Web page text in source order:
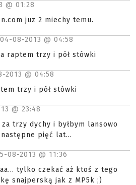
@ 01:28
juz 2 miechy temu.
04-08-2013 @ 04:58
raptem trzy i pół stówki
2013 @ 04:58
trzy i pół stówki
@ 23:48
trzy dychy i byłbym lansowo
pięć lat...
08-2013 @ 11:36
tylko czekać aż ktoś z tego
snajperską jak z MP5k ;)